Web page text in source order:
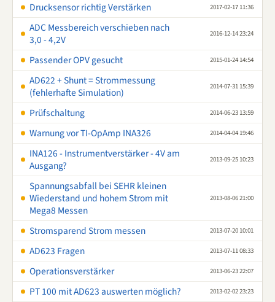
Drucksensor richtig Verstärken 2017-02-17 11:36
ADC Messbereich verschieben nach
3,0 - 4,2V
2016-12-14 23:24
Passender OPV gesucht 2015-01-24 14:54
AD622 + Shunt = Strommessung
(fehlerhafte Simulation)
2014-07-31 15:39
Prüfschaltung 2014-06-23 13:59
Warnung vor TI-OpAmp INA326 2014-04-04 19:46
INA126 - Instrumentverstärker - 4V am
Ausgang?
2013-09-25 10:23
Spannungsabfall bei SEHR kleinen
Wiederstand und hohem Strom mit
Mega8 Messen
2013-08-06 21:00
Stromsparend Strom messen 2013-07-20 10:01
AD623 Fragen 2013-07-11 08:33
Operationsverstärker 2013-06-23 22:07
PT 100 mit AD623 auswerten möglich? 2013-02-02 23:23